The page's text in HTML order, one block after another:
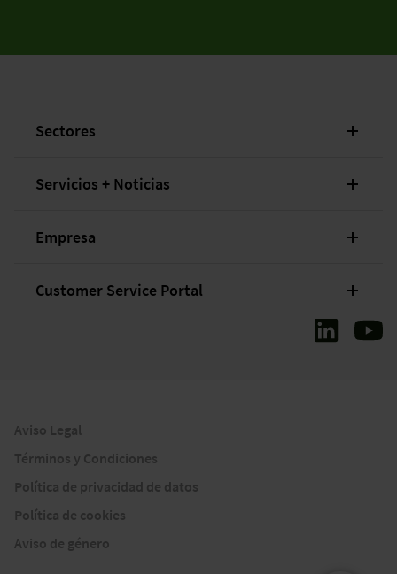
4. Entrevista personal
Sectores
Servicios + Noticias
Empresa
Customer Service Portal
Aviso Legal
Términos y Condiciones
Política de privacidad de datos
Política de cookies
Aviso de género